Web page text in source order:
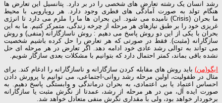
رشد انسان یک رشته تعارض های شخصی را در بر دارد. پتانسیل این تعارض ها
هنگام تولد به صورت آمادگی های فطری وجود دارد. هر رویارویی با محیط
ما بحران (Crisis) نامیده می شود. این بحران ها ما را ملزم می دارد تا انرژی
غریزی خود را بر طبق نیازهای هر مرحله از چرخه زندگی، متمرکز کنیم. ما به این
بحران با یکی از این دو روش پاسخ می دهیم : روش ناسازگارانه (منفی) و روش
سازگارانه (مثبت). فقط در صورتی که هر تعارض را حل کرده باشیم شخصیت
می تواند به توالی رشد عادی خود ادامه دهد. اگر تعارض در هر مرحله ای حل
نشده باقی بماند، کمتر احتمال دارد که بتوانیم با مشکلات بعدی سازگار شویم.
ایگو(من) باید روش های مقابله کردن سازگارانه و ناسازگارانه را ادغام کند. برای
مثال در طفولیت، اولین مرحله رشد روانی-اجتماعی، می توانیم با پرورش دادن
احساس اعتماد یا بی اعتمادی، به بحران درماندگی و وابستگی پاسخ دهیم. به
صورت ایده آل، من در هر مرحله از رشد، عمدتا از نگرش مثبت یا سازگارانه
برخوردار خواهد بود، ولی با مقداری نگرش منفی متعادل خواهد شد.